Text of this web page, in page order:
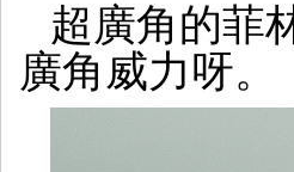
超廣角的菲
廣角威力呀。